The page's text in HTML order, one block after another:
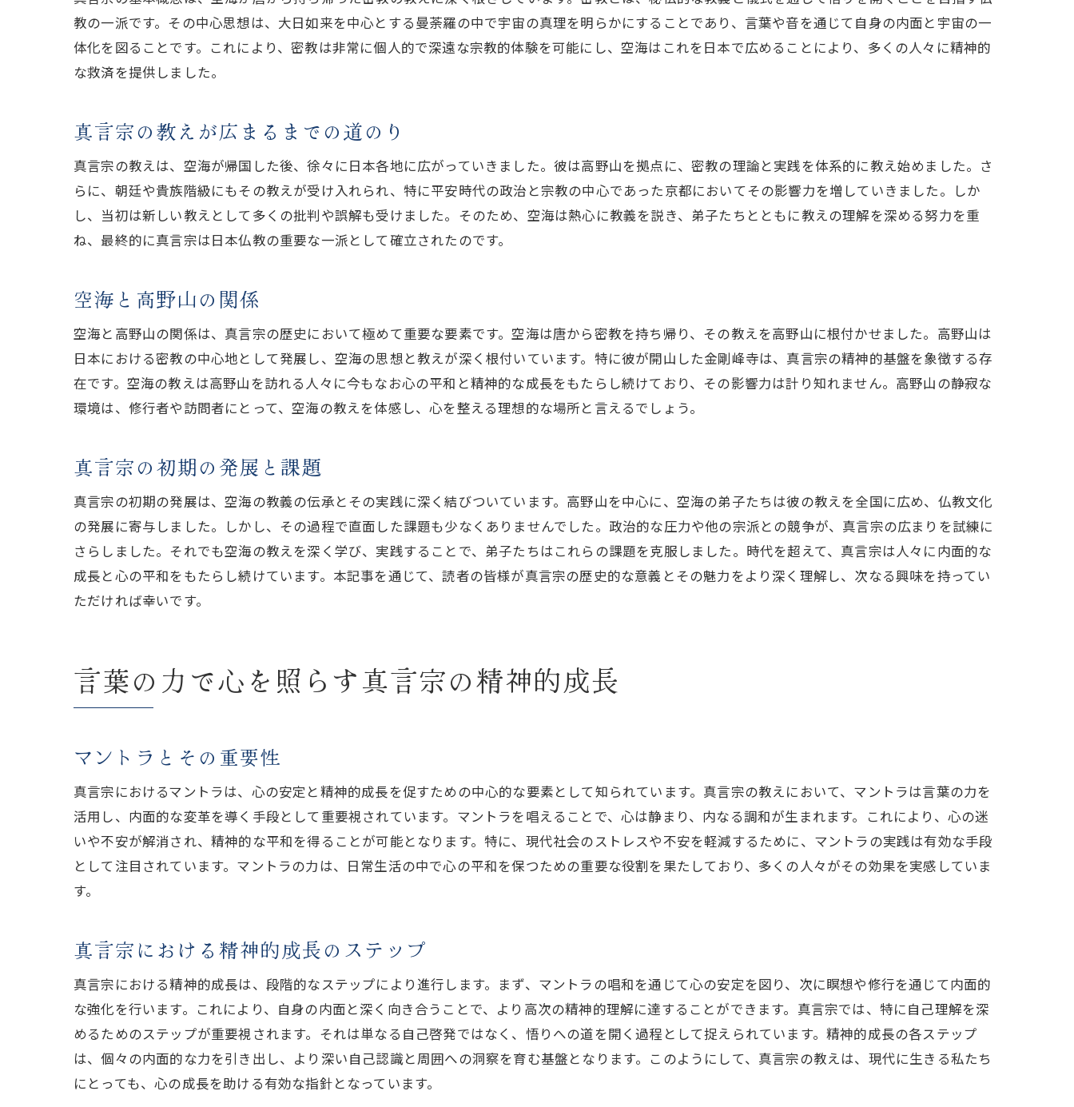
歴史から学ぶ真言宗の教えの応用
現代社会での真言宗の実践例
現代社会における空海の思想の重要性
空海の教えがもたらす現代的意義
時代を超えた精神的洞察
空海の理念が現代に生きる理由
真言宗の教えによる現代の自己啓発
歴史における真言宗の社会的役割
現代社会で求められる真言宗の教え
心の平安をもたらす真言宗の力
真言宗が提供する現代の心のケア
大日如来の光が導く精神的基盤の形成
大日如来の象徴するもの
真言宗における大日如来の役割
精神的基盤としての大日如来の教え
真言宗の教えと現代社会でのマインドフルネス
現代社会での真言宗のマインドフルネス的価値
真言宗の教えによる現代の心の健康
真言宗の実践がもたらすマインドフルネスの効果
教の一派です。その中心思想は、大日如来を中心とする曼荼羅の中で宇宙の真理を明らかにすることであり、言葉や音を通じて自身の内面と宇宙の一
体化を図ることです。これにより、密教は非常に個人的で深遠な宗教的体験を可能にし、空海はこれを日本で広めることにより、多くの人々に精神的
な救済を提供しました。
真言宗の教えが広まるまでの道のり
真言宗の教えは、空海が帰国した後、徐々に日本各地に広がっていきました。彼は高野山を拠点に、密教の理論と実践を体系的に教え始めました。さ
らに、朝廷や貴族階級にもその教えが受け入れられ、特に平安時代の政治と宗教の中心であった京都においてその影響力を増していきました。しか
し、当初は新しい教えとして多くの批判や誤解も受けました。そのため、空海は熱心に教義を説き、弟子たちとともに教えの理解を深める努力を重
ね、最終的に真言宗は日本仏教の重要な一派として確立されたのです。
空海と高野山の関係
空海と高野山の関係は、真言宗の歴史において極めて重要な要素です。空海は唐から密教を持ち帰り、その教えを高野山に根付かせました。高野山は
日本における密教の中心地として発展し、空海の思想と教えが深く根付いています。特に彼が開山した金剛峰寺は、真言宗の精神的基盤を象徴する存
在です。空海の教えは高野山を訪れる人々に今もなお心の平和と精神的な成長をもたらし続けており、その影響力は計り知れません。高野山の静寂な
環境は、修行者や訪問者にとって、空海の教えを体感し、心を整える理想的な場所と言えるでしょう。
真言宗の初期の発展と課題
真言宗の初期の発展は、空海の教義の伝承とその実践に深く結びついています。高野山を中心に、空海の弟子たちは彼の教えを全国に広め、仏教文化
の発展に寄与しました。しかし、その過程で直面した課題も少なくありませんでした。政治的な圧力や他の宗派との競争が、真言宗の広まりを試練に
さらしました。それでも空海の教えを深く学び、実践することで、弟子たちはこれらの課題を克服しました。時代を超えて、真言宗は人々に内面的な
成長と心の平和をもたらし続けています。本記事を通じて、読者の皆様が真言宗の歴史的な意義とその魅力をより深く理解し、次なる興味を持ってい
ただければ幸いです。
言葉の力で心を照らす真言宗の精神的成長
マントラとその重要性
真言宗におけるマントラは、心の安定と精神的成長を促すための中心的な要素として知られています。真言宗の教えにおいて、マントラは言葉の力を
活用し、内面的な変革を導く手段として重要視されています。マントラを唱えることで、心は静まり、内なる調和が生まれます。これにより、心の迷
いや不安が解消され、精神的な平和を得ることが可能となります。特に、現代社会のストレスや不安を軽減するために、マントラの実践は有効な手段
として注目されています。マントラの力は、日常生活の中で心の平和を保つための重要な役割を果たしており、多くの人々がその効果を実感していま
す。
真言宗における精神的成長のステップ
真言宗における精神的成長は、段階的なステップにより進行します。まず、マントラの唱和を通じて心の安定を図り、次に瞑想や修行を通じて内面的
な強化を行います。これにより、自身の内面と深く向き合うことで、より高次の精神的理解に達することができます。真言宗では、特に自己理解を深
めるためのステップが重要視されます。それは単なる自己啓発ではなく、悟りへの道を開く過程として捉えられています。精神的成長の各ステップ
は、個々の内面的な力を引き出し、より深い自己認識と周囲への洞察を育む基盤となります。このようにして、真言宗の教えは、現代に生きる私たち
にとっても、心の成長を助ける有効な指針となっています。